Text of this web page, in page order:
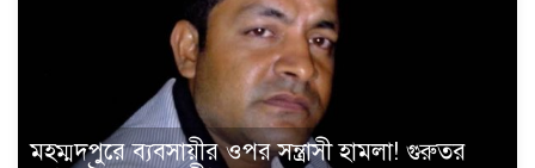
মহম্মদপুরে ব্যবসায়ীর ওপর সন্ত্রাসী হামলা! গুরুতর